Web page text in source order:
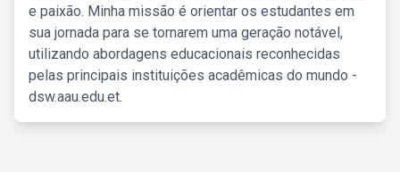
e paixão. Minha missão é orientar os estudantes em
sua jornada para se tornarem uma geração notável,
utilizando abordagens educacionais reconhecidas
pelas principais instituições acadêmicas do mundo -
dsw.aau.edu.et.